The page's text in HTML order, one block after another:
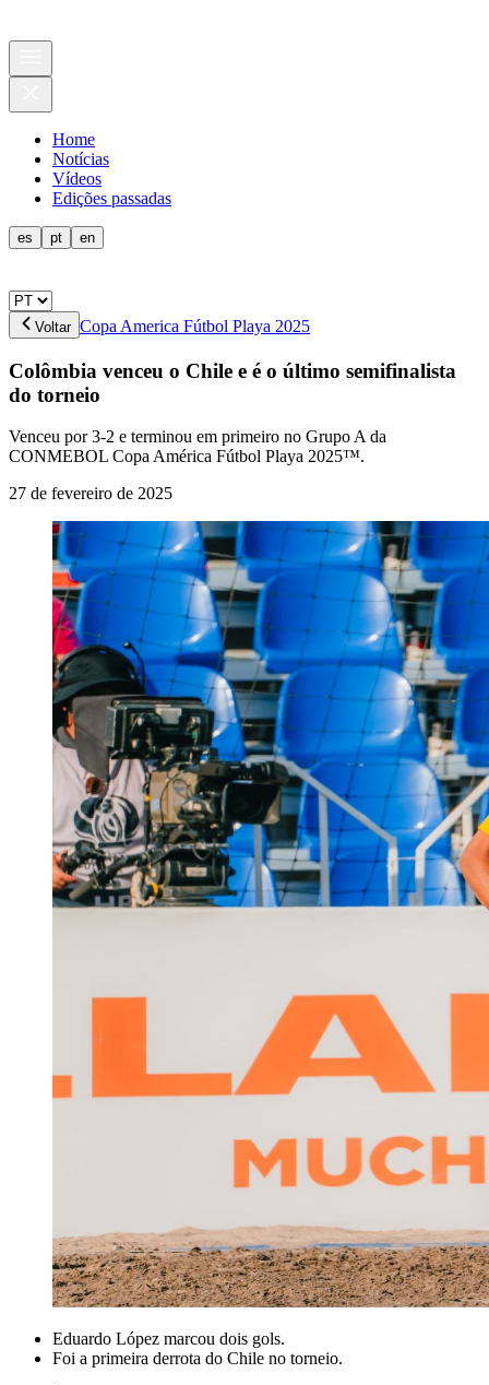
Home
Notícias
Vídeos
Edições passadas
es pt en
Voltar Copa America Fútbol Playa 2025
Colômbia venceu o Chile e é o último semifinalista
do torneio
Venceu por 3-2 e terminou em primeiro no Grupo A da
CONMEBOL Copa América Fútbol Playa 2025™.
27 de fevereiro de 2025
Eduardo López marcou dois gols.
Foi a primeira derrota do Chile no torneio.